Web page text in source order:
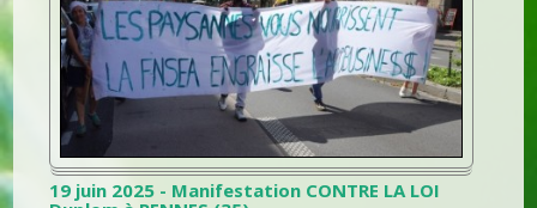
19 juin 2025 - Manifestation CONTRE LA LOI